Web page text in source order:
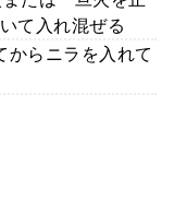
て入れ混ぜる
からニラを入れて